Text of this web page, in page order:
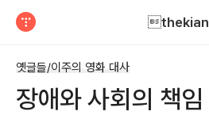
thekian
옛글들/이주의 영화 대사
장애와 사회의 책임